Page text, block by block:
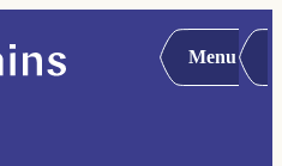
Menu